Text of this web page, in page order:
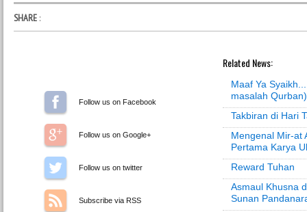
SHARE :
Follow us on Facebook
Follow us on Google+
Follow us on Twitter
Subscribe via RSS
Related News:
Maaf Ya
masalah Qurban)
Takbiran di Hari
Mengenal Mir-at
Pertama Karya
Reward Tuhan
Asmaul Khusna
Sunan